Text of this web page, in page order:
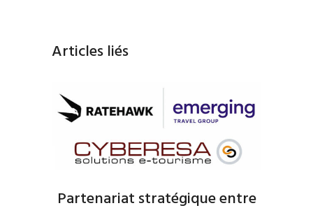
Articles liés
Partenariat stratégique entre